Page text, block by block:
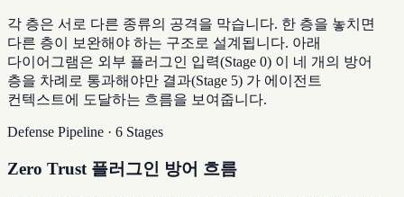
각 층은 서로 다른 종류의 공격을 막습니다. 한 층을 놓치면
다른 층이 보완해야 하는 구조로 설계됩니다. 아래
다이어그램은 외부 플러그인 입력(Stage 0) 이 네 개의 방어
층을 차례로 통과해야만 결과(Stage 5) 가 에이전트
컨텍스트에 도달하는 흐름을 보여줍니다.
Defense Pipeline · 6 Stages
Zero Trust 플러그인 방어 흐름